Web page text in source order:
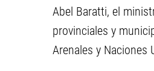
Abel Baratti, el
provinciales y
Arenales y Naciones